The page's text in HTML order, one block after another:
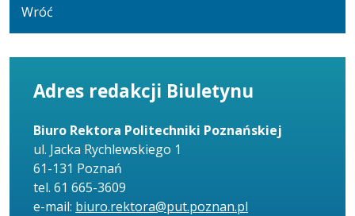
Wróć
Adres redakcji Biuletynu
Biuro Rektora Politechniki Poznańskiej
ul. Jacka Rychlewskiego 1
61-131 Poznań
tel. 61 665-3609
e-mail: biuro.rektora@put.poznan.pl